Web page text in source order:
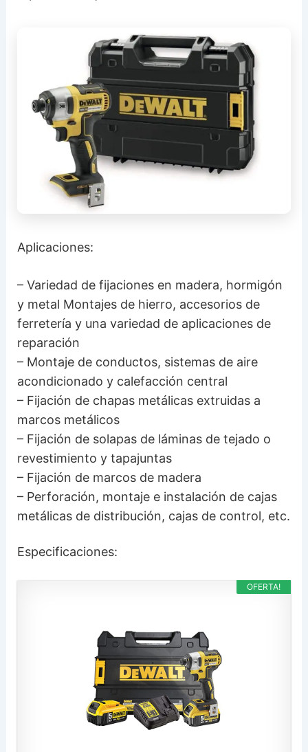
Aplicaciones:
– Variedad de fijaciones en madera, hormigón
y metal Montajes de hierro, accesorios de
ferretería y una variedad de aplicaciones de
reparación
– Montaje de conductos, sistemas de aire
acondicionado y calefacción central
– Fijación de chapas metálicas extruidas a
marcos metálicos
– Fijación de solapas de láminas de tejado o
revestimiento y tapajuntas
– Fijación de marcos de madera
– Perforación, montaje e instalación de cajas
metálicas de distribución, cajas de control, etc.
Especificaciones:
OFERTA!